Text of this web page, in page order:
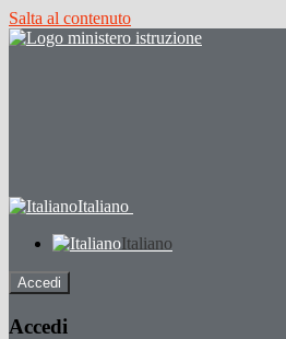
Salta al contenuto
Italiano
Italiano
Accedi
Accedi